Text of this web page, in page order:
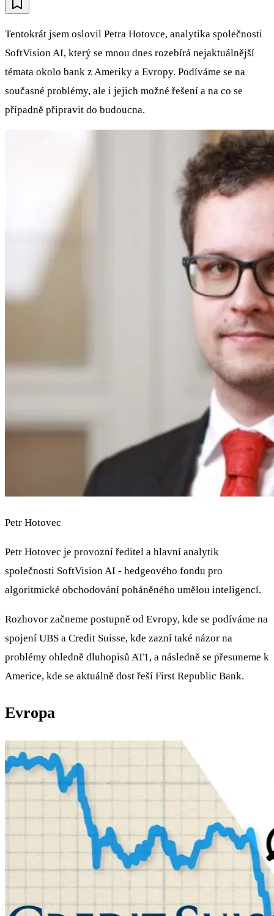
Tentokrát jsem oslovil Petra Hotovce, analytika společnosti
SoftVision AI, který se mnou dnes rozebírá nejaktuálnější
témata okolo bank z Ameriky a Evropy. Podíváme se na
současné problémy, ale i jejich možné řešení a na co se
případně připravit do budoucna.
Petr Hotovec
Petr Hotovec je provozní ředitel a hlavní analytik
společnosti SoftVision AI - hedgeového fondu pro
algoritmické obchodování poháněného umělou inteligencí.
Rozhovor začneme postupně od Evropy, kde se podíváme na
spojení UBS a Credit Suisse, kde zazní také názor na
problémy ohledně dluhopisů AT1, a následně se přesuneme k
Americe, kde se aktuálně dost řeší First Republic Bank.
Evropa